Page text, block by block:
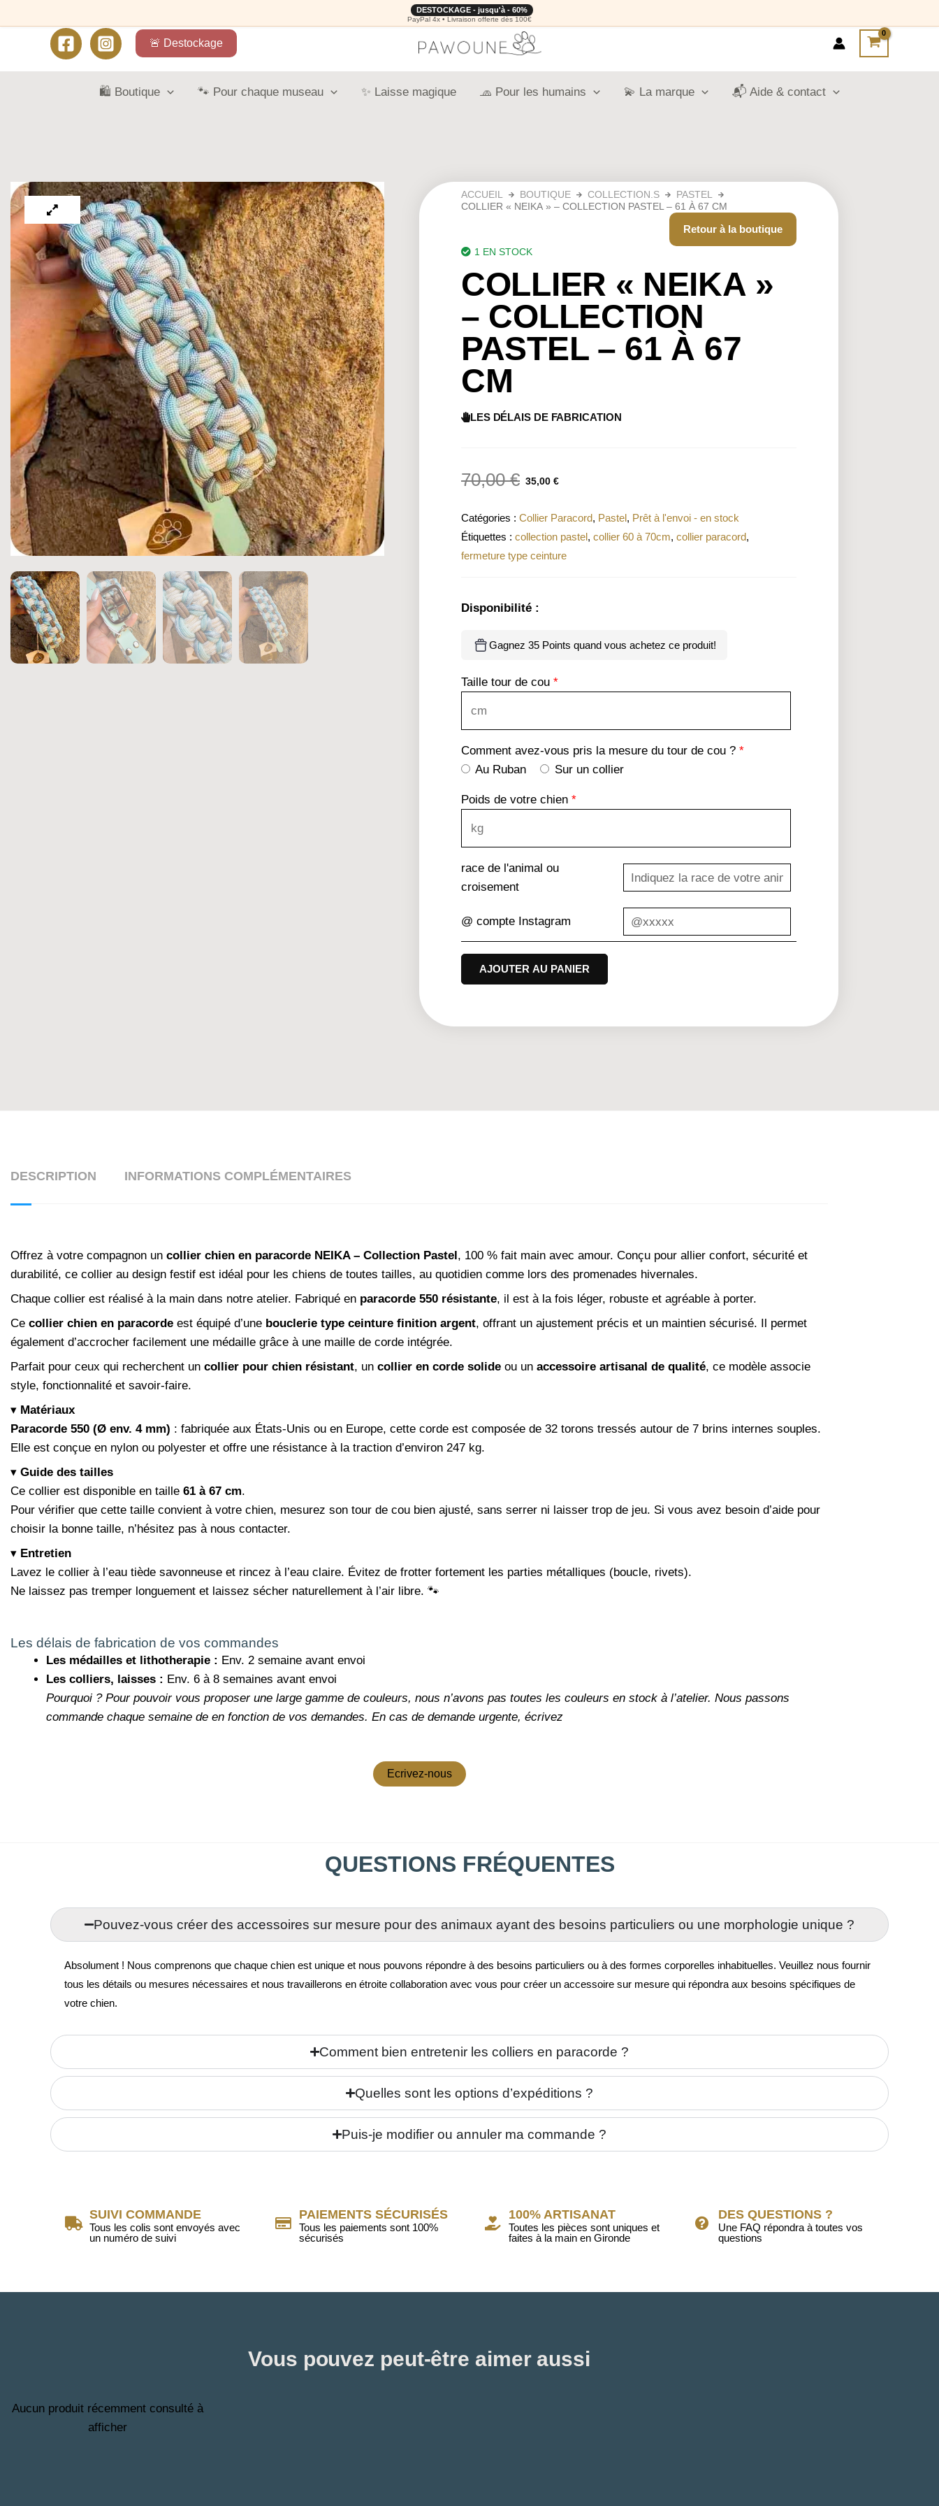
🚨 Destockage
DESTOCKAGE - jusqu'à - 60%
PayPal 4x • Livraison offerte dès 100€
🛍️ Boutique 🐾 Pour chaque museau ✨ Laisse magique 🧢 Pour les humains 💫 La marque 📬 Aide & contact
ACCUEIL BOUTIQUE COLLECTION.S
PASTEL
COLLIER « NEIKA » – COLLECTION PASTEL – 61 À 67 CM
Retour à la boutique
1 EN STOCK
COLLIER « NEIKA »
– COLLECTION
PASTEL – 61 À 67
CM
LES DÉLAIS DE FABRICATION
70,00€ 35,00 €
Catégories : Collier Paracord, Pastel, Prêt à l'envoi - en stock
Étiquettes : collection pastel, collier 60 à 70cm, collier paracord,
fermeture type ceinture
Disponibilité :
Gagnez 35 Points quand vous achetez ce produit!
Taille tour de cou *
Comment avez-vous pris la mesure du tour de cou ? *
Au Ruban
Sur un collier
Poids de votre chien *
race de l'animal ou
croisement
@ compte Instagram
AJOUTER AU PANIER
DESCRIPTION INFORMATIONS COMPLÉMENTAIRES
Offrez à votre compagnon un collier chien en paracorde NEIKA – Collection Pastel, 100 % fait main avec amour. Conçu pour allier confort, sécurité et
durabilité, ce collier au design festif est idéal pour les chiens de toutes tailles, au quotidien comme lors des promenades hivernales.
Chaque collier est réalisé à la main dans notre atelier. Fabriqué en paracorde 550 résistante, il est à la fois léger, robuste et agréable à porter.
Ce collier chien en paracorde est équipé d’une bouclerie type ceinture finition argent, offrant un ajustement précis et un maintien sécurisé. Il permet
également d’accrocher facilement une médaille grâce à une maille de corde intégrée.
Parfait pour ceux qui recherchent un collier pour chien résistant, un collier en corde solide ou un accessoire artisanal de qualité, ce modèle associe
style, fonctionnalité et savoir-faire.
▾ Matériaux
Paracorde 550 (Ø env. 4 mm) : fabriquée aux États-Unis ou en Europe, cette corde est composée de 32 torons tressés autour de 7 brins internes souples.
Elle est conçue en nylon ou polyester et offre une résistance à la traction d’environ 247 kg.
▾ Guide des tailles
Ce collier est disponible en taille 61 à 67 cm.
Pour vérifier que cette taille convient à votre chien, mesurez son tour de cou bien ajusté, sans serrer ni laisser trop de jeu. Si vous avez besoin d’aide pour
choisir la bonne taille, n’hésitez pas à nous contacter.
▾ Entretien
Lavez le collier à l’eau tiède savonneuse et rincez à l’eau claire. Évitez de frotter fortement les parties métalliques (boucle, rivets).
Ne laissez pas tremper longuement et laissez sécher naturellement à l’air libre. 🐾
Les délais de fabrication de vos commandes
Les médailles et lithotherapie : Env. 2 semaine avant envoi
Les colliers, laisses : Env. 6 à 8 semaines avant envoi
Pourquoi ? Pour pouvoir vous proposer une large gamme de couleurs, nous n’avons pas toutes les couleurs en stock à l’atelier. Nous passons
commande chaque semaine de en fonction de vos demandes. En cas de demande urgente, écrivez
Ecrivez-nous
QUESTIONS FRÉQUENTES
Pouvez-vous créer des accessoires sur mesure pour des animaux ayant des besoins particuliers ou une morphologie unique ?
Absolument ! Nous comprenons que chaque chien est unique et nous pouvons répondre à des besoins particuliers ou à des formes corporelles inhabituelles. Veuillez nous fournir
tous les détails ou mesures nécessaires et nous travaillerons en étroite collaboration avec vous pour créer un accessoire sur mesure qui répondra aux besoins spécifiques de
votre chien.
Comment bien entretenir les colliers en paracorde ?
Quelles sont les options d’expéditions ?
Puis-je modifier ou annuler ma commande ?
SUIVI COMMANDE
Tous les colis sont envoyés avec
un numéro de suivi
PAIEMENTS SÉCURISÉS
Tous les paiements sont 100%
sécurisés
100% ARTISANAT
Toutes les pièces sont uniques et
faites à la main en Gironde
DES QUESTIONS ?
Une FAQ répondra à toutes vos
questions
Vous pouvez peut-être aimer aussi
Aucun produit récemment consulté à
afficher